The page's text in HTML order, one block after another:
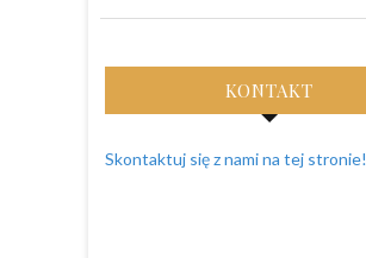
KONTAKT
Skontaktuj się z nami na tej stronie!